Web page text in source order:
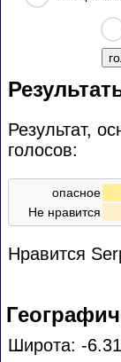
Результат,
голосов:
опасное
Не нравится
Нравится
Широта: -